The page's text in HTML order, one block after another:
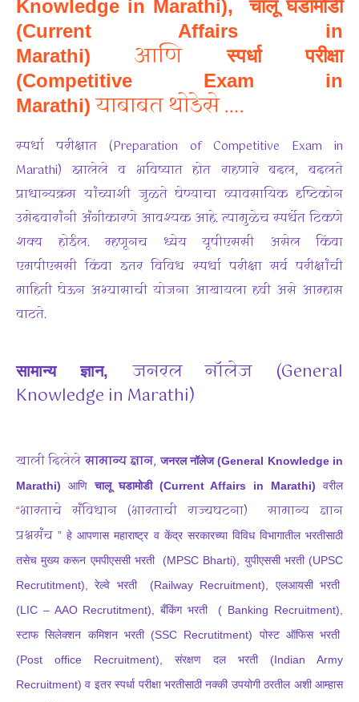
Knowledge in Marathi),
चालू घडामोडी
(Current Affairs in
Marathi)आणि
स्पर्धा परीक्षा
(Competitive Exam in
Marathi)याबाबत थोडेसे ….
स्पर्धा परीक्षात (Preparation of Competitive Exam in
Marathi) झालेले व भविष्यात होत राहणारे बदल, बदलते
प्राधान्यक्रम यांच्याशी जुळते घेण्याचा व्यावसायिक दृष्टिकोन
उमेदवारांनी अंगीकारणे आवश्यक आहे. त्यामुळेच स्पर्धेत टिकणे
शक्य होईल. म्हणूनच ध्येय यूपीएससी असेल किंवा
एमपीएससीकिंवा इतर विविध स्पर्धापरीक्षासर्वपरीक्षांची
माहिती घेऊन अभ्यासाची योजना आखायला हवी असे आम्हास
वाटते.
सामान्य ज्ञान, जनरल नॉलेज (General
Knowledge in Marathi)
खाली दिलेलेसामान्य ज्ञान,जनरल नॉलेज (General Knowledge in
Marathi) आणिचालू घडामोडी (Current Affairs in Marathi) वरील
“भारताचे संविधान (भारताची राज्यघटना)
सामान्य ज्ञान
प्रश्नसंच” हे आपणास महाराष्ट्र व केंद्र सरकारच्या विविध विभागातील भरतीसाठी
तसेच मुख्य करून एमपीएससी भरती (MPSC Bharti), युपीएससी भरती (UPSC
Recrutitment), रेल्वे भरती (Railway Recruitment), एलआयसी भरती
(LIC – AAO Recrutitment), बँकिंग भरती ( Banking Recruitment),
स्टाफ सिलेक्शन कमिशन भरती (SSC Recrutitment) पोस्ट ऑफिस भरती
(Post office Recruitment), संरक्षण दल भरती (Indian Army
Recruitment) व इतर स्पर्धा परीक्षा भरतीसाठी नक्की उपयोगी ठरतील अशी आम्हास